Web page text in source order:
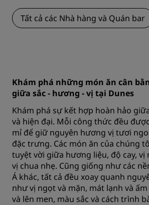
Tất cả các Nhà hàng và Quán bar
Khám phá những món ăn cân
giữa sắc - hương - vị tại Dunes
Khám phá sự kết hợp hoàn hảo
và hiện đại. Mỗi công thức đều
mỉ để giữ nguyên hương vị tươi
đặc trưng. Các món ăn của chúng
tuyệt vời giữa hương liệu, độ cay, vị
vị chua nhẹ. Cũng giống như các
Á khác, tất cả đều xoay quanh
như vị ngọt và mặn, mát lạnh và
và lên men, màu sắc và cách trình